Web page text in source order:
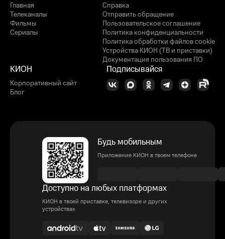
Главная
Телеканалы
Фильмы
Сериалы
Справка
Отправить обращение
Пользовательское соглашение
Политика конфиденциальности
Политика обработки файлов cookie
Устройства КИОН (ТВ и приставки)
Документация пользования ПО
КИОН
Корпоративный сайт
Блог
Подписывайся
Будь мобильным
Приложение КИОН в твоем телефоне
Доступно на любых платформах
КИОН в твоей приставке, телевизоре и других
устройствах